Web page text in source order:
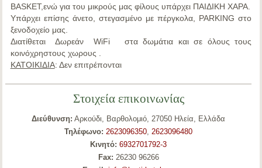
BASKET,ενώ για του μικρούς μας φίλους υπάρχει ΠΑΙΔΙΚΗ ΧΑΡΑ.
Υπάρχει επίσης άνετο, στεγασμένο με πέργκολα, PARKING στο
ξενοδοχείο μας.
Διατίθεται Δωρεάν WiFi
στα δωμάτια και σε όλους τους
κοινόχρηστους χωρους .
ΚΑΤΟΙΚΙΔΙΑ: Δεν επιτρέπονται
Στοιχεία επικοινωνίας
Διεύθυνση: Αρκούδι, Βαρθολομιό, 27050 Ηλεία, Ελλάδα
Τηλέφωνο: 2623096350 2623096480
Κινητό: 6932701792-3
Fax: 26230 96266